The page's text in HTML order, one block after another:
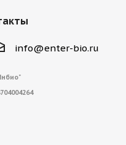
info@enter-bio.ru